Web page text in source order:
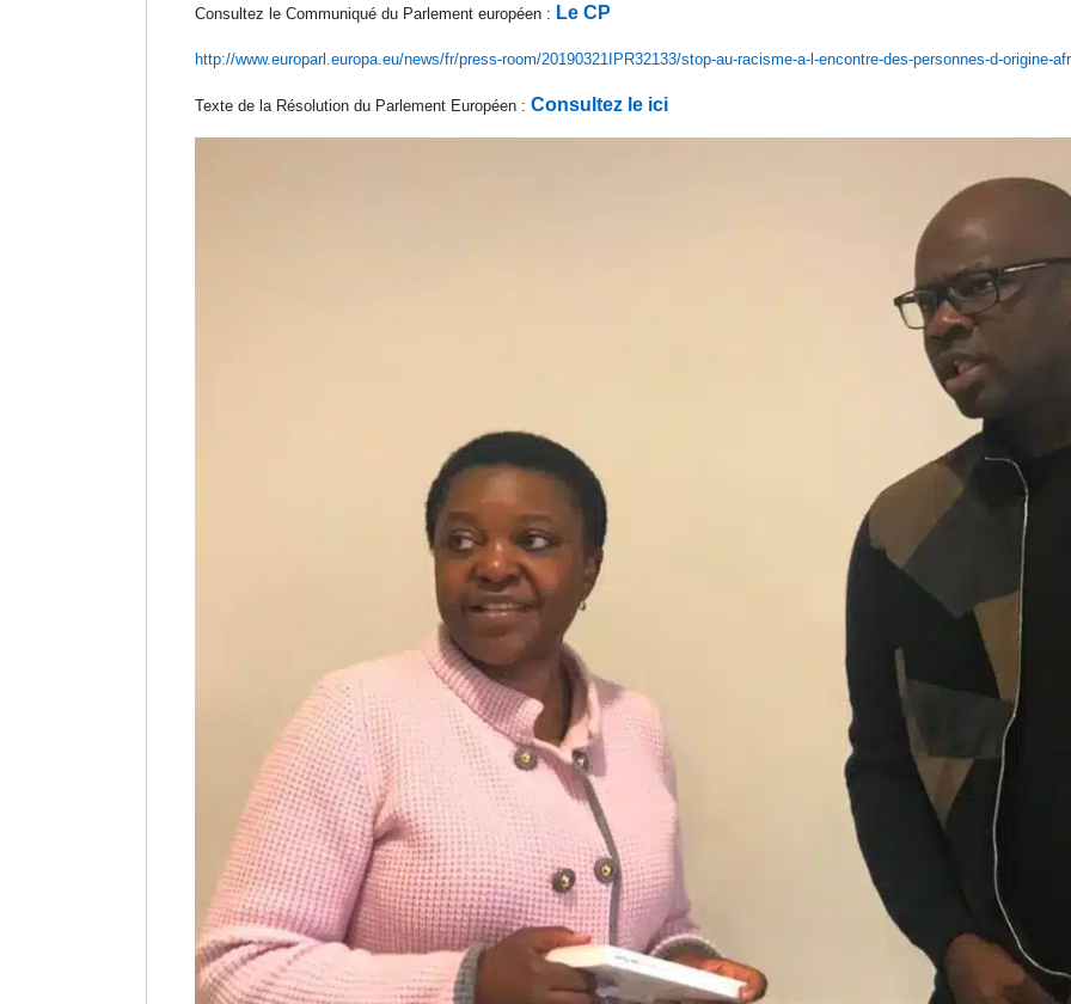
Consultez le Communiqué du Parlement européen : Le CP
http://www.europarl.europa.eu/news/fr/press-room/20190321IPR32133/stop-au-racisme-a-l-encontre-des-personnes-d-origine-
Texte de la Résolution du Parlement Européen : Consultez le ici